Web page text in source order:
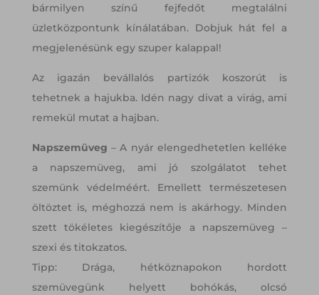
bármilyen színű fejfedőt megtalálni
üzletközpontunk kínálatában. Dobjuk hát fel a
megjelenésünk egy szuper kalappal!
Az igazán bevállalós partizók koszorút is
tehetnek a hajukba. Idén nagy divat a virág, ami
remekül mutat a hajban.
Napszemüveg– A nyár elengedhetetlen kelléke
a napszemüveg, ami jó szolgálatot tehet
szemünk védelméért. Emellett természetesen
öltöztet is, méghozzá nem is akárhogy. Minden
szett tökéletes kiegészítője a napszemüveg –
szexi és titokzatos.
Tipp: Drága, hétköznapokon hordott
szemüvegünk helyett bohókás, olcsó